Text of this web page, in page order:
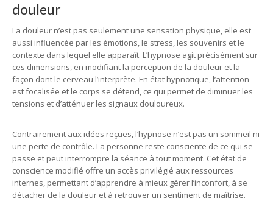
douleur
La douleur n’est pas seulement une sensation physique, elle est
aussi influencée par les émotions, le stress, les souvenirs et le
contexte dans lequel elle apparaît. L’hypnose agit précisément sur
ces dimensions, en modifiant la perception de la douleur et la
façon dont le cerveau l’interprète. En état hypnotique, l’attention
est focalisée et le corps se détend, ce qui permet de diminuer les
tensions et d’atténuer les signaux douloureux.
Contrairement aux idées reçues, l’hypnose n’est pas un sommeil ni
une perte de contrôle. La personne reste consciente de ce qui se
passe et peut interrompre la séance à tout moment. Cet état de
conscience modifié offre un accès privilégié aux ressources
internes, permettant d’apprendre à mieux gérer l’inconfort, à se
détacher de la douleur et à retrouver un sentiment de maîtrise.